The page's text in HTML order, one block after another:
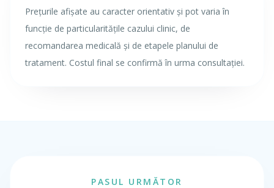
Prețurile afișate au caracter orientativ și pot varia în
funcție de particularitățile cazului clinic, de
recomandarea medicală și de etapele planului de
tratament. Costul final se confirmă în urma consultației.
PASUL URMĂTOR